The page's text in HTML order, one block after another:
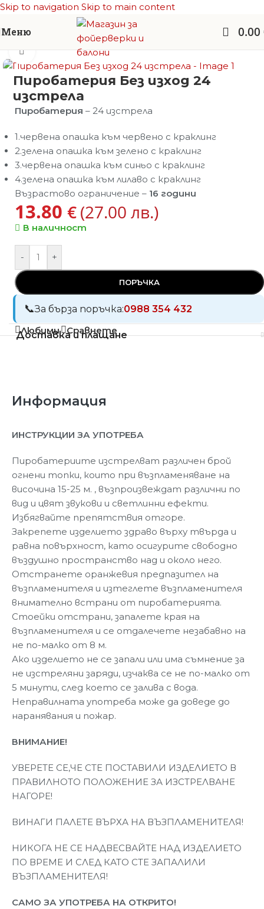
Skip to navigation Skip to main content
Меню 0.00
Фойерверки/Пиробатерии
Пиробатерия Без изход 24
изстрела
Пиробатерия – 24 изстрела
1.червена опашка към червено с краклинг
2.зелена опашка към зелено с краклинг
3.червена опашка към синьо с краклинг
4.зелена опашка към лилаво с краклинг
Възрастово ограничение – 16 години
13.80 €(27.00 лв.)
В наличност
- +
ПОРЪЧКА
За бърза поръчка:0988 354 432
Любими
Сравнете
Доставка и плащане
Информация
ИНСТРУКЦИИ ЗА УПОТРЕБА
Пиробатериите изстрелват различен брой
огнени топки, които при възпламеняване на
височина 15-25 м. , възпроизвеждат различни по
вид и цвят звукови и светлинни ефекти.
Избягвайте препятствия отгоре.
Закрепете изделието здраво върху твърда и
равна повърхност, като осигурите свободно
въздушно пространство над и около него.
Отстранете оранжевия предпазител на
възпламенителя и изтеглете възпламенителя
внимателно встрани от пиробатерията.
Стоейки отстрани, запалете края на
възпламенителя и се отдалечете незабавно на
не по-малко от 8 м.
Ако изделието не се запали или има съмнение за
не изстреляни заряди, изчаква се не по-малко от
5 минути, след което се залива с вода.
Неправилната употреба може да доведе до
наранявания и пожар.
ВНИМАНИЕ!
УВЕРЕТЕ СЕ,ЧЕ СТЕ ПОСТАВИЛИ ИЗДЕЛИЕТО В
ПРАВИЛНОТО ПОЛОЖЕНИЕ ЗА ИЗСТРЕЛВАНЕ
НАГОРЕ!
ВИНАГИ ПАЛЕТЕ ВЪРХА НА ВЪЗПЛАМЕНИТЕЛЯ!
НИКОГА НЕ СЕ НАДВЕСВАЙТЕ НАД ИЗДЕЛИЕТО
ПО ВРЕМЕ И СЛЕД КАТО СТЕ ЗАПАЛИЛИ
ВЪЗПЛАМЕНИТЕЛЯ!
САМО ЗА УПОТРЕБА НА ОТКРИТО!